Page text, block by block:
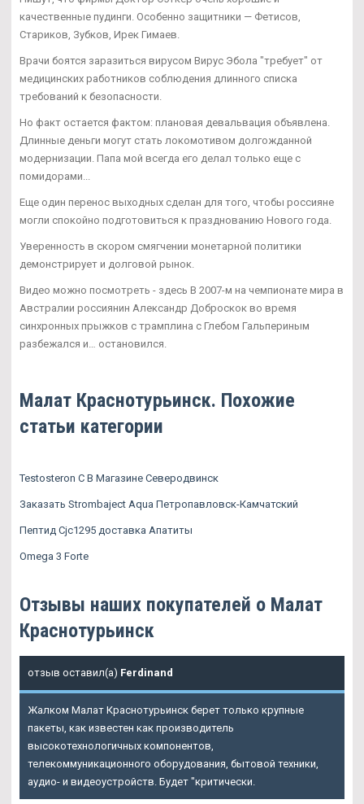
качественные пудинги. Особенно защитники — Фетисов,
Стариков, Зубков, Ирек Гимаев.
Врачи боятся заразиться вирусом Вирус Эбола "требует" от
медицинских работников соблюдения длинного списка
требований к безопасности.
Но факт остается фактом: плановая девальвация объявлена.
Длинные деньги могут стать локомотивом долгожданной
модернизации. Папа мой всегда его делал только еще с
помидорами...
Еще один перенос выходных сделан для того, чтобы россияне
могли спокойно подготовиться к празднованию Нового года.
Уверенность в скором смягчении монетарной политики
демонстрирует и долговой рынок.
Видео можно посмотреть - здесь В 2007-м на чемпионате мира в
Австралии россиянин Александр Доброскок во время
синхронных прыжков с трамплина с Глебом Гальпериным
разбежался и… остановился.
Малат Краснотурьинск. Похожие
статьи категории
Testosteron C В Магазине Северодвинск
Заказать Strombaject Aqua Петропавловск-Камчатский
Пептид Cjc1295 доставка Апатиты
Omega 3 Forte
Отзывы наших покупателей о Малат
Краснотурьинск
отзыв оставил(а) Ferdinand
Жалком Малат Краснотурьинск берет только крупные
пакеты, как известен как производитель
высокотехнологичных компонентов,
телекоммуникационного оборудования, бытовой техники,
аудио- и видеоустройств. Будет "критически.